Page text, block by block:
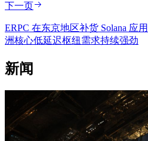
下一页
ERPC 在东京地区补货 Solana 应
洲核心低延迟枢纽需求持续强劲
新闻